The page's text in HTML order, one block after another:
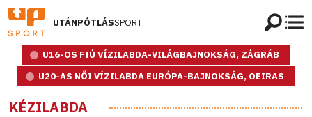
UTÁNPÓTLÁSSPORT
U16-OS FIÚ VÍZILABDA-VILÁGBAJNOKSÁG, ZÁGRÁB
U20-AS NŐI VÍZILABDA EURÓPA-BAJNOKSÁG, OEIRAS
KÉZILABDA